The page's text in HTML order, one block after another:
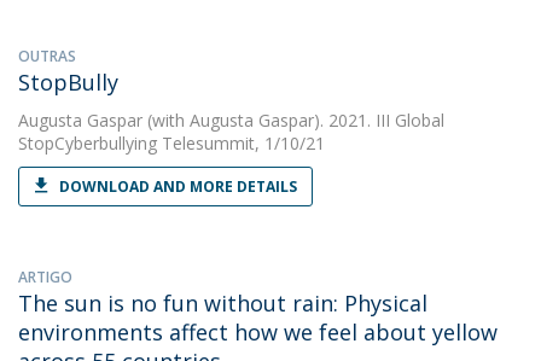
OUTRAS
StopBully
Augusta Gaspar (with Augusta Gaspar). 2021. III Global
StopCyberbullying Telesummit, 1/10/21
DOWNLOAD AND MORE DETAILS
ARTIGO
The sun is no fun without rain: Physical
environments affect how we feel about yellow